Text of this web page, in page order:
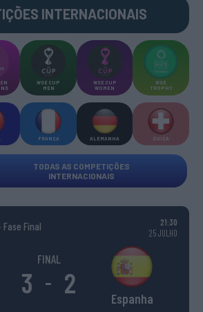
INTERNACIONAIS
WSE CUP
MEN
WSE CUP
WOMEN
WSE
TROPHY
FRANÇA ALEMANHA SUÍÇA
TODAS AS COMPETIÇÕES
INTERNACIONAIS
Fase Final
21:30
25 JULHO
FINAL
3 - 2 Espanha